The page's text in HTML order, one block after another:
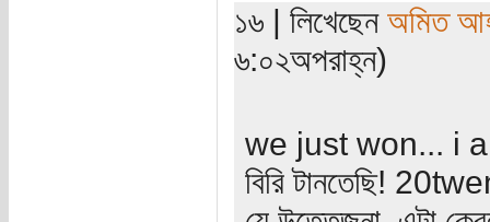
১৬ | লিখেছেন অমিত
৬:০২অপরাহ্ন)
we just won... i
বিরি টানতেছি!